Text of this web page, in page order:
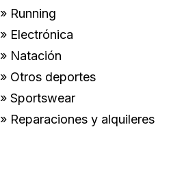
» Running
» Electrónica
» Natación
» Otros deportes
» Sportswear
» Reparaciones y alquileres